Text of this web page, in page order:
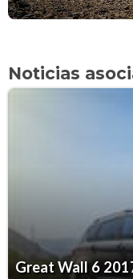
Noticias
Great Wall 6